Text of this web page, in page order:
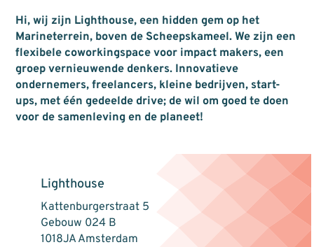
Hi, wij zijn Lighthouse, een hidden gem op het
Marineterrein, boven de Scheepskameel. We zijn een
flexibele coworkingspace voor impact makers, een
groep vernieuwende denkers. Innovatieve
ondernemers, freelancers, kleine bedrijven, start-
ups, met één gedeelde drive; de wil om goed te doen
voor de samenleving en de planeet!
Lighthouse
Kattenburgerstraat 5
Gebouw 024 B
1018JA Amsterdam